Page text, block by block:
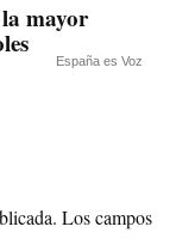
mayor
España es Voz
Los campos